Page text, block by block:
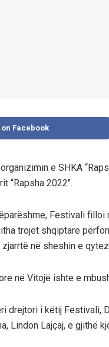
Facebook
e SHKA
“Rapsha 2022″.
Festivali
trojet shqiptare
në sheshin e
në Vitojë ishte e
drejtori i këtij Festivali,
Lindon Lajçaj, e gjithë